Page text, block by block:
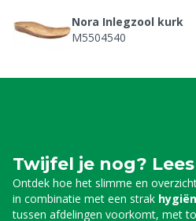
Nora Inlegzool kurk
M5504540
Twijfel je nog?
Ontdek hoe het slimme en
in combinatie met een strak
tussen afdelingen voorkomt, met